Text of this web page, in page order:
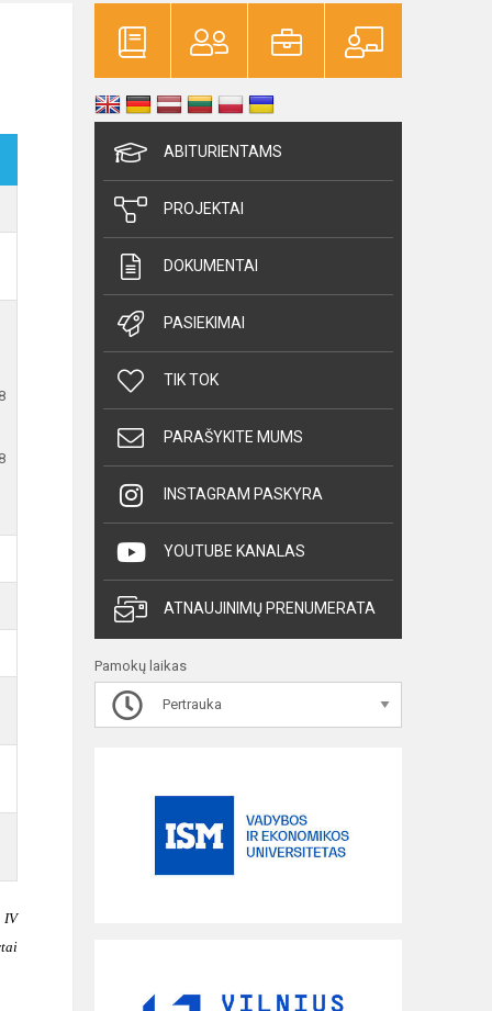
IV
ABITURIENTAMS
PROJEKTAI
DOKUMENTAI
PASIEKIMAI
TIK TOK
PARAŠYKITE MUMS
INSTAGRAM PASKYRA
YOUTUBE KANALAS
ATNAUJINIMŲ PRENUMERATA
Pamokų laikas
Pertrauka